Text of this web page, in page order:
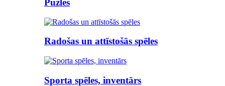
Puzles
Radošas un attīstošās spēles
Sporta spēles, inventārs